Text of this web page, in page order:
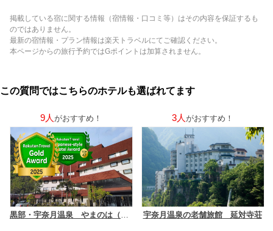
掲載している宿に関する情報（宿情報・口コミ等）はその内容を保証するも
のではありません。
最新の宿情報・プラン情報は楽天トラベルにてご確認ください。
本ページからの旅行予約ではGポイントは加算されません。
この質問ではこちらのホテルも選ばれてます
9人 がおすすめ！ 3人 がおすすめ！
宇奈月温泉の老舗旅館 延対寺荘